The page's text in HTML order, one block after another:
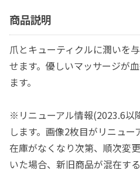
商品説明
爪とキューティクルに潤いを
せます。優しいマッサージが
ます。
※リニューアル情報(2023.6
します。画像2枚目がリニュー
在庫がなくなり次第、順次変
いた場合、新旧商品が混在す